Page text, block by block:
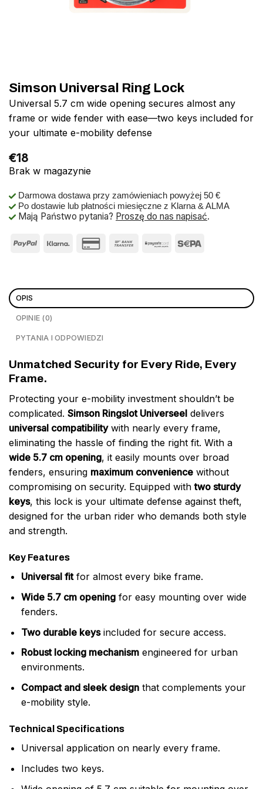
Simson Universal Ring Lock
Universal 5.7 cm wide opening secures almost any
frame or wide fender with ease—two keys included for
your ultimate e-mobility defense
€18
Brak w magazynie
Darmowa dostawa przy zamówieniach powyżej 50 €
Po dostawie lub płatności miesięczne z Klarna & ALMA
Mają Państwo pytania? Proszę do nas napisać.
OPIS
OPINIE (0)
PYTANIA I ODPOWIEDZI
Unmatched Security for Every Ride, Every
Frame.
Protecting your e-mobility investment shouldn’t be
complicated. Simson Ringslot Universeel delivers
universal compatibilitywith nearly every frame,
eliminating the hassle of finding the right fit. With a
wide 5.7 cm opening, it easily mounts over broad
fenders, ensuring maximum convenience without
compromising on security. Equipped withtwo sturdy
keys, this lock is your ultimate defense against theft,
designed for the urban rider who demands both style
and strength.
Key Features
Universal fitfor almost every bike frame.
Wide 5.7 cm openingfor easy mounting over wide
fenders.
Two durable keysincluded for secure access.
Robust locking mechanismengineered for urban
environments.
Compact and sleek designthat complements your
e-mobility style.
Technical Specifications
Universal application on nearly every frame.
Includes two keys.